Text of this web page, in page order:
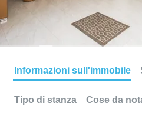
Informazioni sull'immobile
Tipo di stanza Cose da